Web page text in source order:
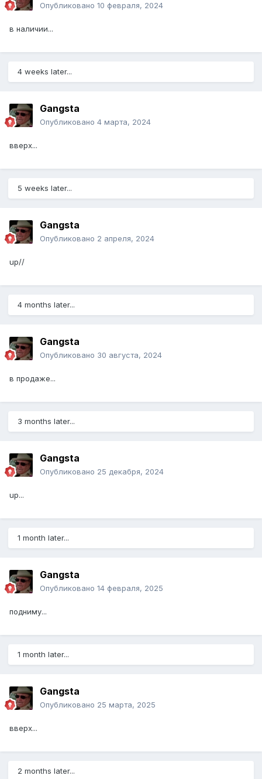
Опубликовано 10 февраля, 2024
в наличии...
4 weeks later...
Gangsta
Опубликовано 4 марта, 2024
вверх...
5 weeks later...
Gangsta
Опубликовано 2 апреля, 2024
up//
4 months later...
Gangsta
Опубликовано 30 августа, 2024
в продаже...
3 months later...
Gangsta
Опубликовано 25 декабря, 2024
up...
1 month later...
Gangsta
Опубликовано 14 февраля, 2025
подниму...
1 month later...
Gangsta
Опубликовано 25 марта, 2025
вверх...
2 months later...